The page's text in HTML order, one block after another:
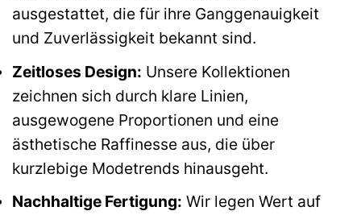
ausgestattet, die für ihre Ganggenauigkeit
und Zuverlässigkeit bekannt sind.
Zeitloses Design: Unsere Kollektionen
zeichnen sich durch klare Linien,
ausgewogene Proportionen und eine
ästhetische Raffinesse aus, die über
kurzlebige Modetrends hinausgeht.
Nachhaltige Fertigung: Wir legen Wert auf